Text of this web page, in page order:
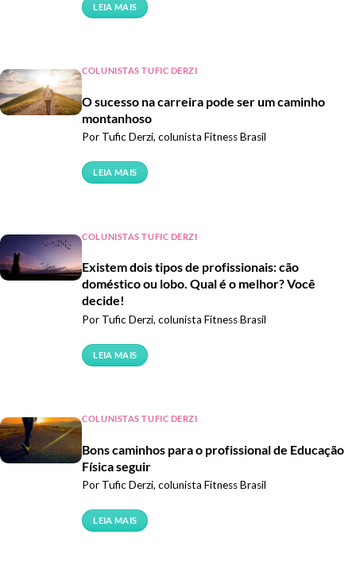
LEIA MAIS
COLUNISTAS TUFIC DERZI
O sucesso na carreira pode ser um caminho
montanhoso
Por Tufic Derzi, colunista Fitness Brasil
LEIA MAIS
COLUNISTAS TUFIC DERZI
Existem dois tipos de profissionais: cão
doméstico ou lobo. Qual é o melhor? Você
decide!
Por Tufic Derzi, colunista Fitness Brasil
LEIA MAIS
COLUNISTAS TUFIC DERZI
Bons caminhos para o profissional de Educação
Física seguir
Por Tufic Derzi, colunista Fitness Brasil
LEIA MAIS